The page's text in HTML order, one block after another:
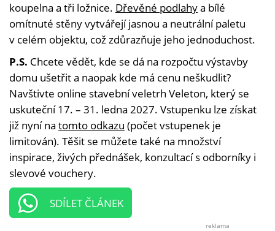
koupelna a tři ložnice. Dřevěné podlahya bílé
omítnuté stěny vytvářejí jasnou a neutrální paletu
v celém objektu, což zdůrazňuje jeho jednoduchost.
P.S. Chcete vědět, kde se dá na rozpočtu výstavby
domu ušetřit a naopak kde má cenu neškudlit?
Navštivte online stavební veletrh Veleton, který se
uskuteční 17. – 31. ledna 2027. Vstupenku lze získat
již nyní na tomto odkazu (počet vstupenek je
limitován). Těšit se můžete také na množství
inspirace, živých přednášek, konzultací s odborníky i
slevové vouchery.
SDÍLET ČLÁNEK
reklama